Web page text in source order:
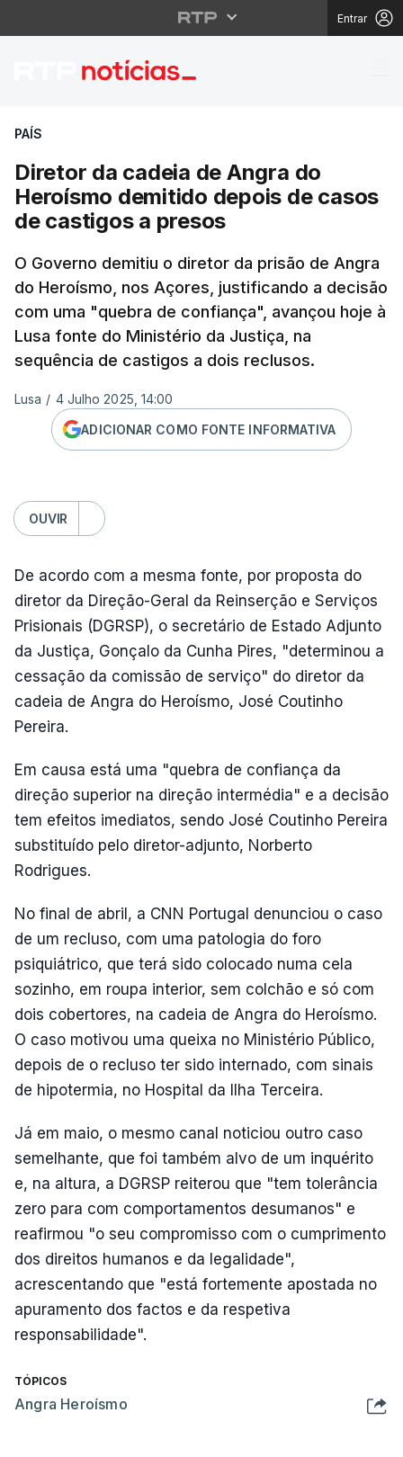
Entrar
Diretor da cadeia de
PAÍS
Diretor da cadeia de Angra do
Heroísmo demitido depois de casos
de castigos a presos
O Governo demitiu o diretor da prisão de Angra
do Heroísmo, nos Açores, justificando a decisão
com uma "quebra de confiança", avançou hoje à
Lusa fonte do Ministério da Justiça, na
sequência de castigos a dois reclusos.
Lusa / 4 Julho 2025, 14:00
ADICIONAR COMO FONTE INFORMATIVA
OUVIR
De acordo com a mesma fonte, por proposta do
diretor da Direção-Geral da Reinserção e Serviços
Prisionais (DGRSP), o secretário de Estado Adjunto
da Justiça, Gonçalo da Cunha Pires, "determinou a
cessação da comissão de serviço" do diretor da
cadeia de Angra do Heroísmo, José Coutinho
Pereira.
Em causa está uma "quebra de confiança da
direção superior na direção intermédia" e a decisão
tem efeitos imediatos, sendo José Coutinho Pereira
substituído pelo diretor-adjunto, Norberto
Rodrigues.
No final de abril, a CNN Portugal denunciou o caso
de um recluso, com uma patologia do foro
psiquiátrico, que terá sido colocado numa cela
sozinho, em roupa interior, sem colchão e só com
dois cobertores, na cadeia de Angra do Heroísmo.
O caso motivou uma queixa no Ministério Público,
depois de o recluso ter sido internado, com sinais
de hipotermia, no Hospital da Ilha Terceira.
Já em maio, o mesmo canal noticiou outro caso
semelhante, que foi também alvo de um inquérito
e, na altura, a DGRSP reiterou que "tem tolerância
zero para com comportamentos desumanos" e
reafirmou "o seu compromisso com o cumprimento
dos direitos humanos e da legalidade",
acrescentando que "está fortemente apostada no
apuramento dos factos e da respetiva
responsabilidade".
TÓPICOS
Angra Heroísmo